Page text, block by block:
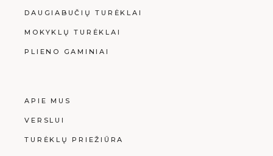
DAUGIABUČIŲ TURĖKLAI
MOKYKLŲ TURĖKLAI
PLIENO GAMINIAI
APIE MUS
VERSLUI
TURĖKLŲ PRIEŽIŪRA